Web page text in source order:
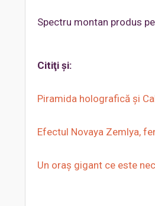
Spectru montan produs
Citiţi şi:
Piramida holografică şi
Efectul Novaya Zemlya,
Un oraș gigant ce este